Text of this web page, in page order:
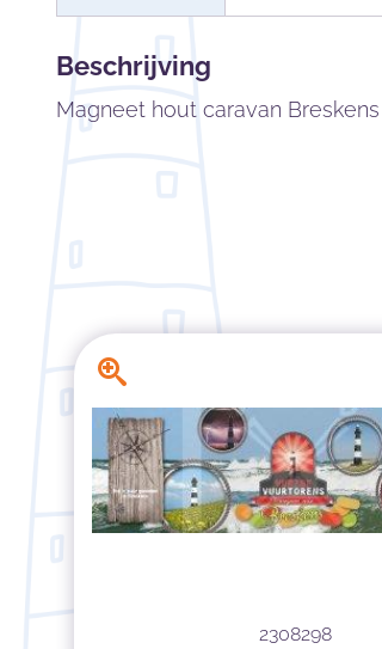
Beschrijving
Magneet hout caravan Breskens
2308298